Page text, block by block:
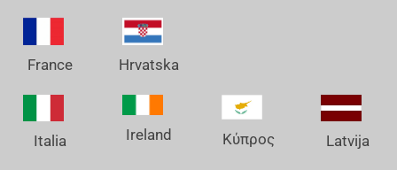
France Hrvatska
Italia Ireland Κύπρος Latvija